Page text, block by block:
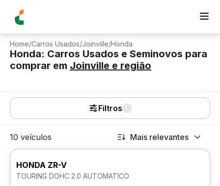
Home/Carros Usados/Joinville/Honda
Honda: Carros Usados e Seminovos para
comprar em Joinville e região
Filtros
10 veículos Mais relevantes
HONDA ZR-V
TOURING DOHC 2.0 AUTOMATICO